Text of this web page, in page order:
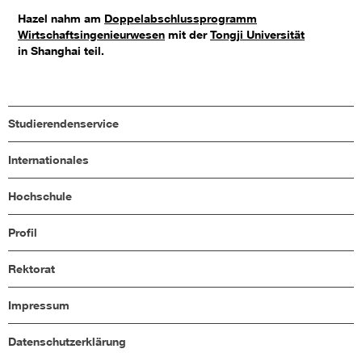
Hazel nahm am Doppelabschlussprogramm
Wirtschaftsingenieurwesen mit derTongji Universität
in Shanghai teil.
Studierendenservice
Internationales
Hochschule
Profil
Rektorat
Impressum
Datenschutzerklärung